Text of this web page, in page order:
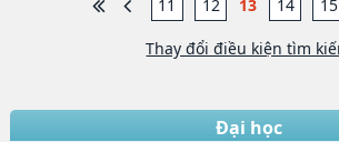
11 12 13 14 15
Thay đổi điều kiện tìm
Đại học